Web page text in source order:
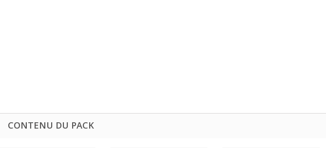
CONTENU DU PACK